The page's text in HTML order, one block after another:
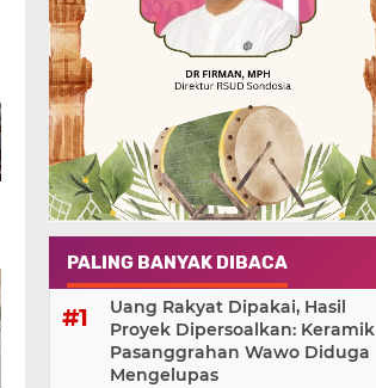
PALING BANYAK DIBACA
Uang Rakyat Dipakai, Hasil
Proyek Dipersoalkan: Keramik
Pasanggrahan Wawo Diduga
Mengelupas